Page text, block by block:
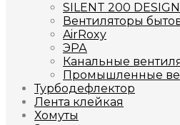
SILENT 200 DESIGN
Вентиляторы
AirRoxy
ЭРА
Канальные
Промышленные
Турбодефлектор
Лента клейкая
Хомуты